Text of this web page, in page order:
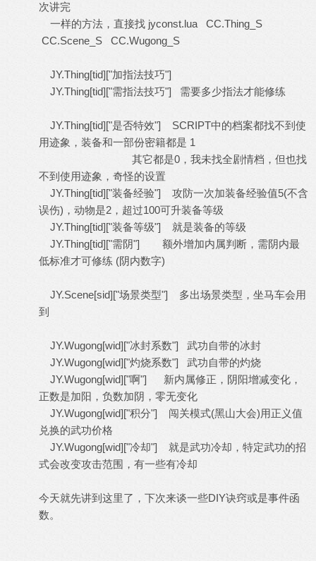
次讲完
一样的方法，直接找 jyconst.lua CC.Thing_S
CC.Scene_S CC.Wugong_S
JY.Thing[tid]["加指法技巧"]
JY.Thing[tid]["需指法技巧"] 需要多少指法才能修练
JY.Thing[tid]["是否特效"] SCRIPT中的档案都找不到使
用迹象，装备和一部份密籍都是 1
其它都是0，我未找全剧情档，但也找
不到使用迹象，奇怪的设置
JY.Thing[tid]["装备经验"] 攻防一次加装备经验值5(不含
误伤)，动物是2，超过100可升装备等级
JY.Thing[tid]["装备等级"] 就是装备的等级
JY.Thing[tid]["需阴"] 额外增加内属判断，需阴内最
低标准才可修练 (阴内数字)
JY.Scene[sid]["场景类型"] 多出场景类型，坐马车会用
到
JY.Wugong[wid]["冰封系数"] 武功自带的冰封
JY.Wugong[wid]["灼烧系数"] 武功自带的灼烧
JY.Wugong[wid]["啊"] 新内属修正，阴阳增减变化，
正数是加阳，负数加阴，零无变化
JY.Wugong[wid]["积分"] 闯关模式(黑山大会)用正义值
兑换的武功价格
JY.Wugong[wid]["冷却"] 就是武功冷却，特定武功的招
式会改变攻击范围，有一些有冷却
今天就先讲到这里了，下次来谈一些DIY诀窍或是事件函
数。